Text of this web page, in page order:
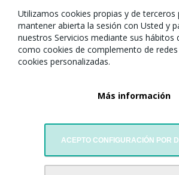
Utilizamos cookies propias y de terceros
mantener abierta la sesión con Usted y
nuestros Servicios mediante sus hábitos
como cookies de complemento de
cookies personalizadas.
Más información
ACEPTO CONFIGURACIÓN POR